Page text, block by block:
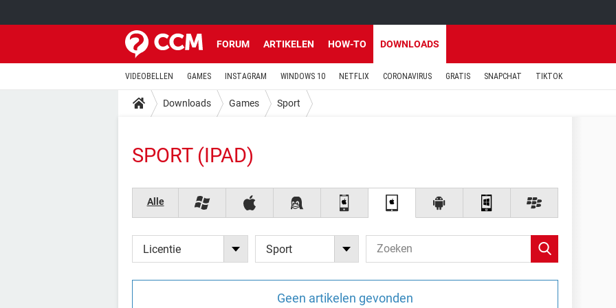
FORUM ARTIKELEN HOW-TO DOWNLOADS
VIDEOBELLEN GAMES INSTAGRAM WINDOWS 10 NETFLIX CORONAVIRUS GRATIS SNAPCHAT TIKTOK
Downloads Games Sport
SPORT (IPAD)
Alle
Licentie Sport
Geen artikelen gevonden